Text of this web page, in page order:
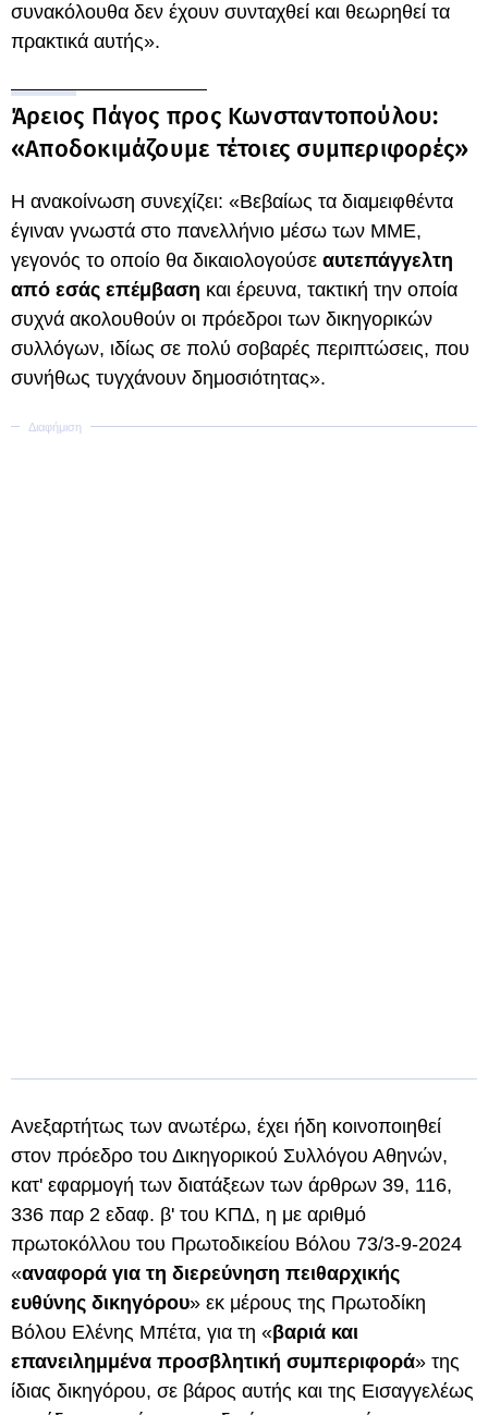
συνακόλουθα δεν έχουν συνταχθεί και θεωρηθεί τα
πρακτικά αυτής».
Άρειος Πάγος προς Κωνσταντοπούλου:
«Αποδοκιμάζουμε τέτοιες συμπεριφορές»
Η ανακοίνωση συνεχίζει: «Βεβαίως τα διαμειφθέντα
έγιναν γνωστά στο πανελλήνιο μέσω των ΜΜΕ,
γεγονός το οποίο θα δικαιολογούσε αυτεπάγγελτη
από εσάς επέμβαση και έρευνα, τακτική την οποία
συχνά ακολουθούν οι πρόεδροι των δικηγορικών
συλλόγων, ιδίως σε πολύ σοβαρές περιπτώσεις, που
συνήθως τυγχάνουν δημοσιότητας».
Ανεξαρτήτως των ανωτέρω, έχει ήδη κοινοποιηθεί
στον πρόεδρο του Δικηγορικού Συλλόγου Αθηνών,
κατ' εφαρμογή των διατάξεων των άρθρων 39, 116,
336 παρ 2 εδαφ. β' του ΚΠΔ, η με αριθμό
πρωτοκόλλου του Πρωτοδικείου Βόλου 73/3-9-2024
«αναφορά για τη διερεύνηση πειθαρχικής
ευθύνης δικηγόρου» εκ μέρους της Πρωτοδίκη
Βόλου Ελένης Μπέτα, για τη «βαριά και
επανειλημμένα προσβλητική συμπεριφορά» της
ίδιας δικηγόρου, σε βάρος αυτής και της Εισαγγελέως